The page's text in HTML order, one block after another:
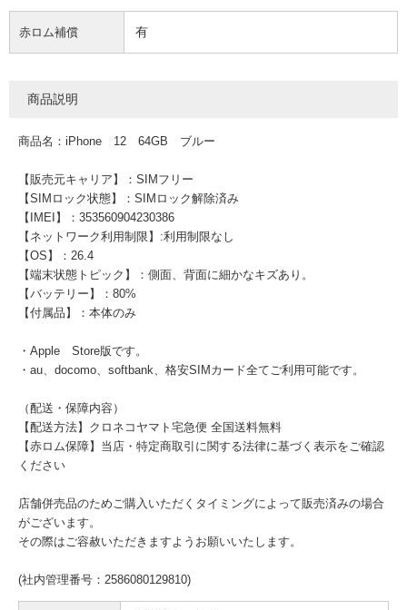
赤ロム補償 有
商品説明
商品名：iPhone 12 64GB ブルー
【販売元キャリア】：SIMフリー
【SIMロック状態】：SIMロック解除済み
【IMEI】：353560904230386
【ネットワーク利用制限】:利用制限なし
【OS】：26.4
【端末状態トピック】：側面、背面に細かなキズあり。
【バッテリー】：80%
【付属品】：本体のみ
・Apple Store版です。
・au、docomo、softbank、格安SIMカード全てご利用可能です。
（配送・保障内容）
【配送方法】クロネコヤマト宅急便 全国送料無料
【赤ロム保障】当店・特定商取引に関する法律に基づく表示をご確認
ください
店舗併売品のためご購入いただくタイミングによって販売済みの場合
がございます。
その際はご容赦いただきますようお願いいたします。
(社内管理番号：2586080129810)